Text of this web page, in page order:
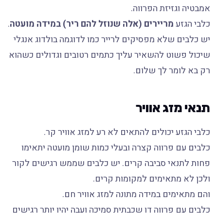
אמבטיה וגזיזת הפרווה.
כלבי הגזעמריירים (אלה שנוזל להם ריר) במידה מועטה.
יש כלבים שלא מפסיקים לרייר כמו לדוגמה בולדוג אנגלי
שיכול פשוט להשאיר עליך כתמים רטובים וגדולים כשהוא
רק בא לומר לך שלום.
תנאי מזג אוויר
כלבי הגזע יכולים להתאים לא רע למזג אוויר קר.
כלבים עם פרווה קצרה ובעלי כמות שומן מועטה יתאימו
פחות לתנאי סביבה קרים. יש כלבים שממש רגישים לקור
ולכן לא מתאימים למקומות קרים.
והם מתאימים במידה מתונה למזג אוויר חם.
כלבים עם פרווה דו שכבתית סמיכה ועבה יהיו יותר רגישים